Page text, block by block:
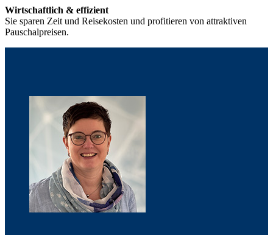
Wirtschaftlich & effizient
Sie sparen Zeit und Reisekosten und profitieren von attraktiven
Pauschalpreisen.